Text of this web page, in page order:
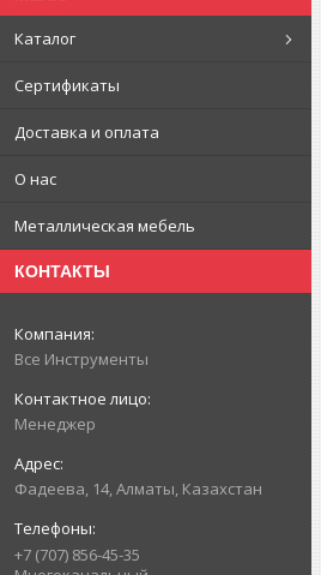
Каталог
Сертификаты
Доставка и оплата
О нас
Металлическая мебель
КОНТАКТЫ
Все Инструменты
Менеджер
Фадеева, 14, Алматы, Казахстан
+7 (707) 856-45-35